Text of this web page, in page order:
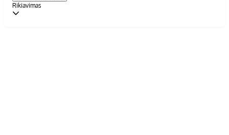
Rikiavimas